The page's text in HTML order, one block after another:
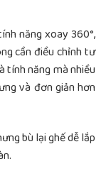
năng xoay 360°,
cần điều chỉnh tư
tính năng mà nhiều
và đơn giản hơn
bù lại ghế dễ lắp